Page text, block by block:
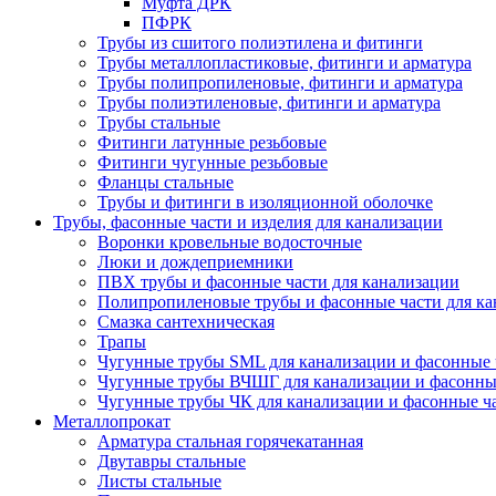
ПФРК
Трубы из сшитого полиэтилена и фитинги
Трубы металлопластиковые, фитинги и арматура
Трубы полипропиленовые, фитинги и арматура
Трубы полиэтиленовые, фитинги и арматура
Трубы стальные
Фитинги латунные резьбовые
Фитинги чугунные резьбовые
Фланцы стальные
Трубы и фитинги в изоляционной оболочке
Трубы, фасонные части и изделия для канализации
Воронки кровельные водосточные
Люки и дождеприемники
ПВХ трубы и фасонные части для канализации
Полипропиленовые трубы и фасонные части для
Смазка сантехническая
Трапы
Чугунные трубы SML для канализации и фасонные
Чугунные трубы ВЧШГ для канализации и
Чугунные трубы ЧК для канализации и фасонные
Металлопрокат
Арматура стальная горячекатанная
Двутавры стальные
Листы стальные